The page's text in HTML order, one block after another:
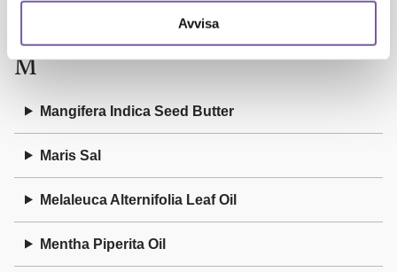
Avvisa
Litsea Cubeba Fruit Oil
M
Mangifera Indica Seed Butter
Maris Sal
Melaleuca Alternifolia Leaf Oil
Mentha Piperita Oil